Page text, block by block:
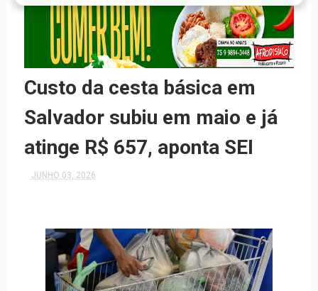
Custo da cesta básica em
Salvador subiu em maio e já
atinge R$ 657, aponta SEI
JUNHO 03, 2026